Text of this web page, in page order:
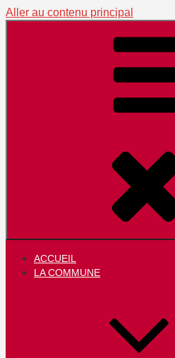
Aller au contenu principal
ACCUEIL
LA COMMUNE